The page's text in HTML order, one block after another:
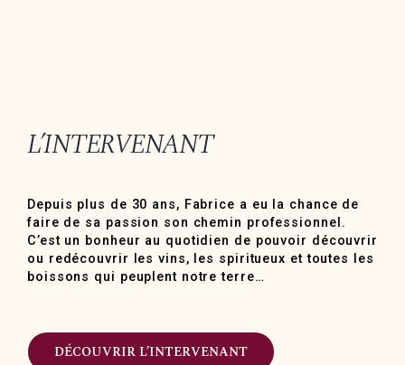
L’INTERVENANT
Depuis plus de 30 ans, Fabrice a eu la chance de
faire de sa passion son chemin professionnel.
C’est un bonheur au quotidien de pouvoir découvrir
ou redécouvrir les vins, les spiritueux et toutes les
boissons qui peuplent notre terre…
DÉCOUVRIR L’INTERVENANT